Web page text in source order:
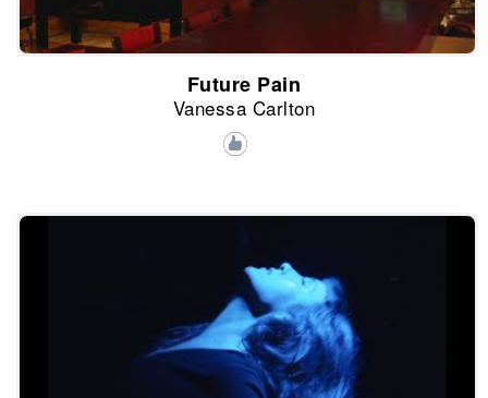
Future Pain
Vanessa Carlton